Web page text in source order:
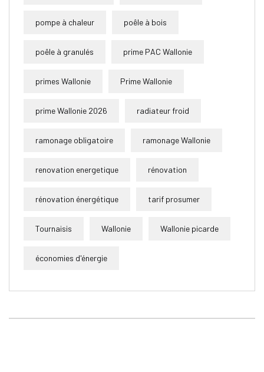
pompe à chaleur poêle à bois
poêle à granulés prime PAC Wallonie
primes Wallonie Prime Wallonie
prime Wallonie 2026 radiateur froid
ramonage obligatoire ramonage Wallonie
renovation energetique rénovation
rénovation énergétique tarif prosumer
Tournaisis Wallonie Wallonie picarde
économies d'énergie